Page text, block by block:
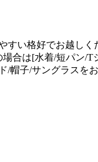
すい格好でお越しく
合は[水着/短パン/T
/帽子/サングラスを